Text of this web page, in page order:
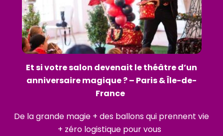
Et si votre salon devenait le théâtre d’un
anniversaire magique ? – Paris & Île-de-
France
De la grande magie + des ballons qui prennent vie
+ zéro logistique pour vous